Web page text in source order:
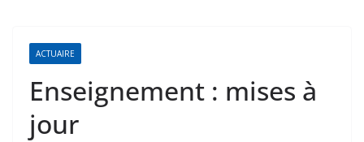
ACTUAIRE
Enseignement : mises à
jour